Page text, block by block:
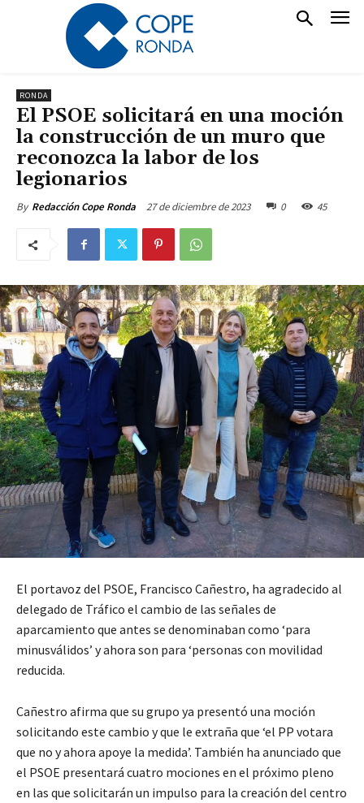
RONDA
El PSOE solicitará en una moción
la construcción de un muro que
reconozca la labor de los
legionarios
By Redacción Cope Ronda 27 de diciembre de 2023 0 45
El portavoz del PSOE, Francisco Cañestro, ha agradecido al
delegado de Tráfico el cambio de las señales de
aparcamiento que antes se denominaban como ‘para
minusválidos’ y ahora son para ‘personas con movilidad
reducida.
Cañestro afirma que su grupo ya presentó una moción
solicitando este cambio y que le extraña que ‘el PP votara
que no y ahora apoye la medida’. También ha anunciado que
el PSOE presentará cuatro mociones en el próximo pleno
en las que solicitarán un impulso para la creación del centro